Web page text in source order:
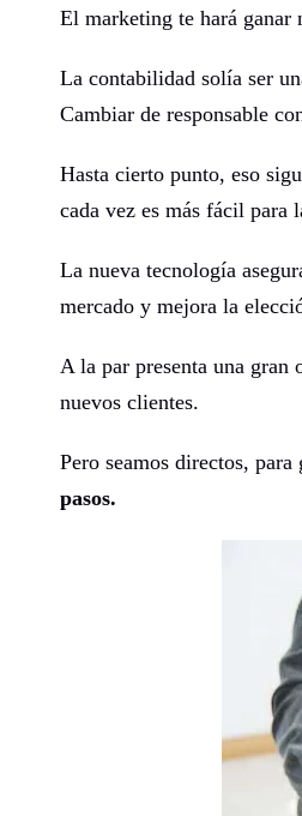
El marketing te hará ganar
La contabilidad solía ser
Cambiar de responsable
Hasta cierto punto, eso
cada vez es más fácil para
La nueva tecnología
mercado y mejora la
A la par presenta una gran
nuevos clientes.
Pero seamos directos,
pasos.